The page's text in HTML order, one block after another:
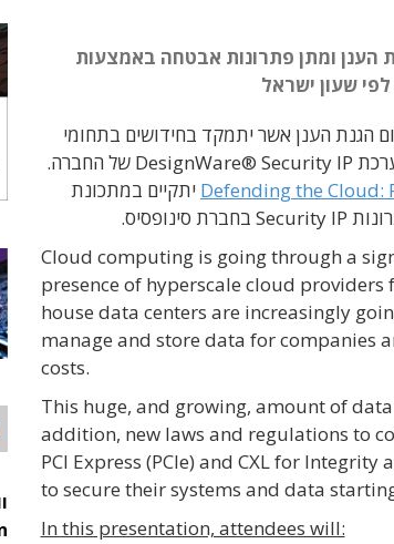
בתחום הגנת הענן ומתן פתרונות אבטחה באמצעות
הגנת הענן אשר יתמקד בחידושים בתחומי
התקשורת המאובטחת באמצעות PCIe ו-CXL, ומתן פתרונות אבטחה בסיוע מערכת DesignWare® Security IP של החברה.
Defending the Cloud: יתקיים במתכונת
Cloud computing is going through a
presence of hyperscale cloud
house data centers are increasingly
manage and store data for companies
costs.
This huge, and growing, amount of
addition, new laws and regulations to
PCI Express (PCIe) and CXL for
to secure their systems and data
In this presentation, attendees will: